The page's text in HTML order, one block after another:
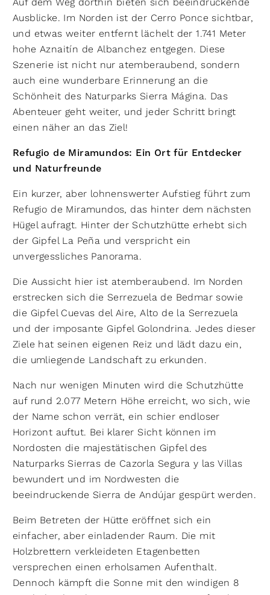
Ausblicke. Im Norden ist der Cerro Ponce sichtbar,
und etwas weiter entfernt lächelt der 1.741 Meter
hohe Aznaitín de Albanchez entgegen. Diese
Szenerie ist nicht nur atemberaubend, sondern
auch eine wunderbare Erinnerung an die
Schönheit des Naturparks Sierra Mágina. Das
Abenteuer geht weiter, und jeder Schritt bringt
einen näher an das Ziel!
Refugio de Miramundos: Ein Ort für Entdecker
und Naturfreunde
Ein kurzer, aber lohnenswerter Aufstieg führt zum
Refugio de Miramundos, das hinter dem nächsten
Hügel aufragt. Hinter der Schutzhütte erhebt sich
der Gipfel La Peña und verspricht ein
unvergessliches Panorama.
Die Aussicht hier ist atemberaubend. Im Norden
erstrecken sich die Serrezuela de Bedmar sowie
die Gipfel Cuevas del Aire, Alto de la Serrezuela
und der imposante Gipfel Golondrina. Jedes dieser
Ziele hat seinen eigenen Reiz und lädt dazu ein,
die umliegende Landschaft zu erkunden.
Nach nur wenigen Minuten wird die Schutzhütte
auf rund 2.077 Metern Höhe erreicht, wo sich, wie
der Name schon verrät, ein schier endloser
Horizont auftut. Bei klarer Sicht können im
Nordosten die majestätischen Gipfel des
Naturparks Sierras de Cazorla Segura y las Villas
bewundert und im Nordwesten die
beeindruckende Sierra de Andújar gespürt werden.
Beim Betreten der Hütte eröffnet sich ein
einfacher, aber einladender Raum. Die mit
Holzbrettern verkleideten Etagenbetten
versprechen einen erholsamen Aufenthalt.
Dennoch kämpft die Sonne mit den windigen 8